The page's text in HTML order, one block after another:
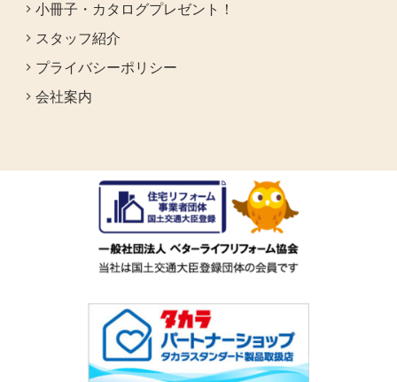
小冊子・カタログプレゼント！
スタッフ紹介
プライバシーポリシー
会社案内